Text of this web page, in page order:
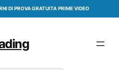
DI PROVA GRATUITA PRIME VIDEO